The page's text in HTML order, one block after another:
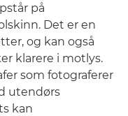
på
Det er en
og kan også
klarere i motlys.
som fotograferer
utendørs
kan